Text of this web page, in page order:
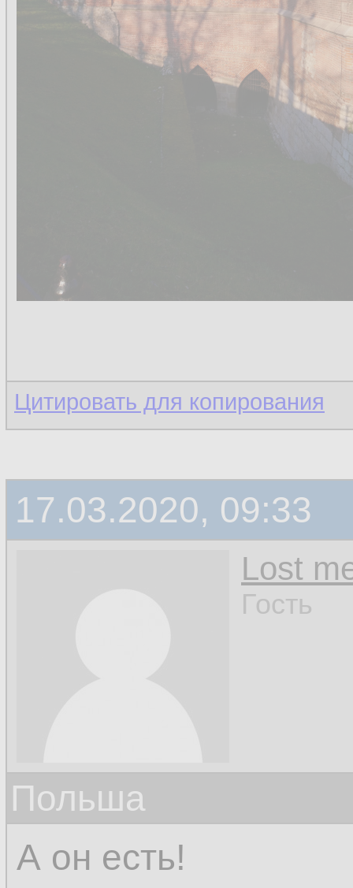
Цитировать для копирования
17.03.2020, 09:33
Lost
Гость
Польша
А он есть!